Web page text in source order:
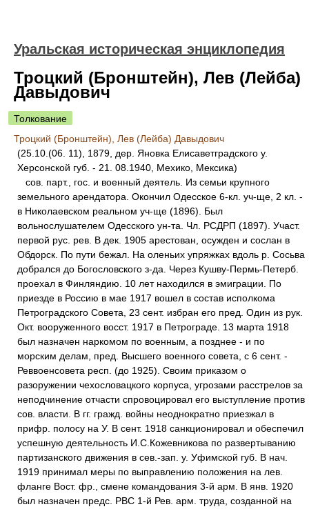
Уральская историческая энциклопедия
Троцкий (Бронштейн), Лев (Лейба)
Давыдович
Толкование
Троцкий (Бронштейн), Лев (Лейба) Давыдович
(25.10.(06. 11), 1879, дер. Яновка Елисаветградского у.
Херсонской губ. - 21. 08.1940, Мехико, Мексика)
сов. парт., гос. и военный деятель. Из семьи крупного
земельного арендатора. Окончил Одесское 6-кл. уч-ще, 2 кл. -
в Николаевском реальном уч-ще (1896). Был
вольнослушателем Одесского ун-та. Чл. РСДРП (1897). Участ.
первой рус. рев. В дек. 1905 арестован, осужден и сослан в
Обдорск. По пути бежал. На оленьих упряжках вдоль р. Сосьва
добрался до Богословского з-да. Через Кушву-Пермь-Петерб.
проехал в Финляндию. 10 лет находился в эмиграции. По
приезде в Россию в мае 1917 вошел в состав исполкома
Петроградского Совета, 23 сент. избран его пред. Один из рук.
Окт. вооруженного восст. 1917 в Петрограде. 13 марта 1918
был назначен наркомом по военным, а позднее - и по
морским делам, пред. Высшего военного совета, с 6 сент. -
Реввоенсовета респ. (до 1925). Своим приказом о
разоружении чехословацкого корпуса, угрозами расстрелов за
неподчинение отчасти спровоцировал его выступление против
сов. власти. В гг. гражд. войны неоднократно приезжал в
прифр. полосу на У. В сент. 1918 санкционировал и обеспечил
успешную деятельность И.С.Кожевникова по развертыванию
партизанского движения в сев.-зап. у. Уфимской губ. В нач.
1919 принимал меры по выправлению положения на лев.
фланге Вост. фр., смене командования 3-й арм. В янв. 1920
был назначен предс. РВС 1-й Рев. арм. труда, созданной на